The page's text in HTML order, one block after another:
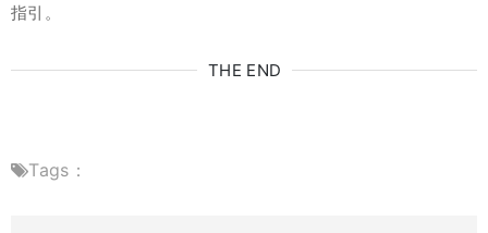
指引。
THE END
Tags：